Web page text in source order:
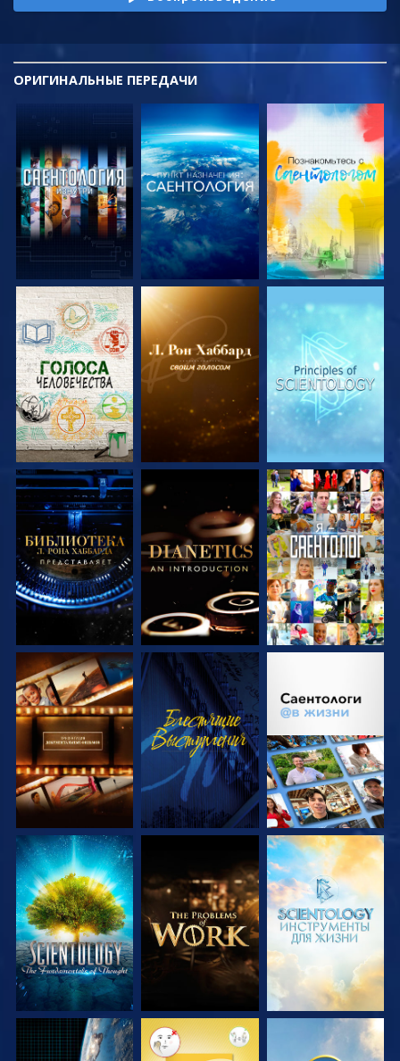
ОРИГИНАЛЬНЫЕ ПЕРЕДАЧИ
СМОТРЕТЬ
ПЕРЕДАЧИ
СМОТРЕТЬ
ПЕРЕДАЧИ
СМОТРЕТЬ
ПЕРЕДАЧИ
СМОТРЕТЬ
ПЕРЕДАЧИ
СМОТРЕТЬ
ПЕРЕДАЧИ
СМОТРЕТЬ
СМОТРЕТЬ
ПЕРЕДАЧИ
СМОТРЕТЬ
СМОТРЕТЬ
СМОТРЕТЬ
ПЕРЕДАЧИ
СМОТРЕТЬ
ПЕРЕДАЧИ
СМОТРЕТЬ
ПЕРЕДАЧИ